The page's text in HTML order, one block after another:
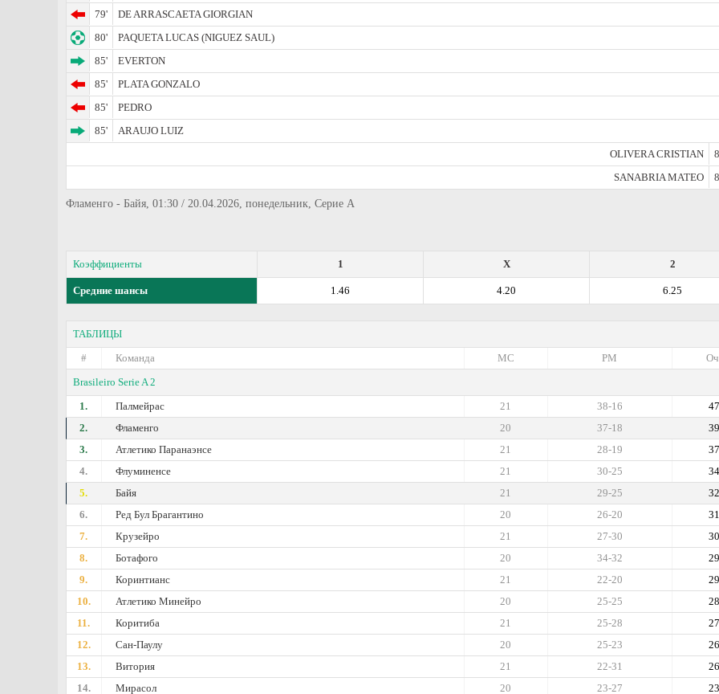
79'
DE ARRASCAETA GIORGIAN
80'
PAQUETA LUCAS (NIGUEZ SAUL)
85'
EVERTON
85'
PLATA GONZALO
85'
PEDRO
85'
ARAUJO LUIZ
OLIVERA CRISTIAN
SANABRIA MATEO
Фламенго - Байя, 01:30 / 20.04.2026, понедельник, Серие А
Коэффициенты 2
X
1
Средние шансы 6.25
4.20
1.46
ТАБЛИЦЫ
#
Команда РМ
МС
Brasileiro Serie A 2
1.
Палмейрас 47
38-16
21
2.
Фламенго 39
37-18
20
3.
Атлетико Паранаэнсе 37
28-19
21
4.
Флуминенсе 34
30-25
21
5.
Байя 32
29-25
21
6.
Ред Бул Брагантино 31
26-20
20
7.
Крузейро 30
27-30
21
8.
Ботафого 29
34-32
20
9.
Коринтианс 29
22-20
21
10.
Атлетико Минейро 28
25-25
20
11.
Коритиба 27
25-28
21
12.
Сан-Паулу 26
25-23
20
13.
Витория 26
22-31
21
14.
Мирасол 23
23-27
20